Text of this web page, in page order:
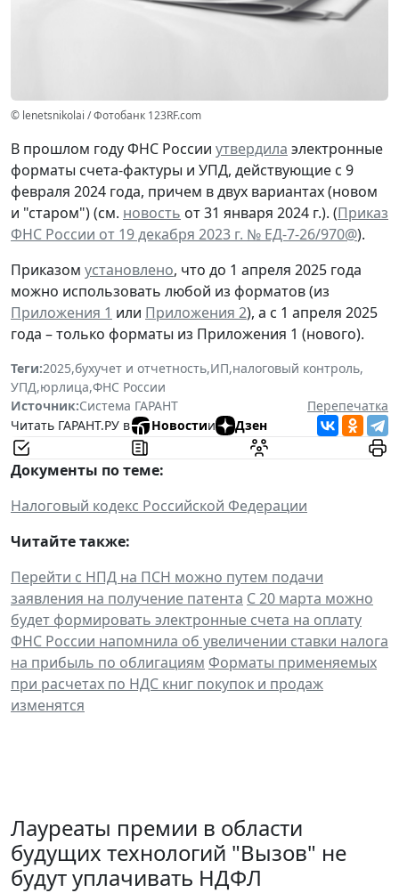
© lenetsnikolai / Фотобанк 123RF.com
В прошлом году ФНС России утвердила электронные
форматы счета-фактуры и УПД, действующие с 9
февраля 2024 года, причем в двух вариантах (новом
и "старом") (см. новость от 31 января 2024 г.). (Приказ
ФНС России от 19 декабря 2023 г. № ЕД-7-26/970@).
Приказом установлено, что до 1 апреля 2025 года
можно использовать любой из форматов (из
Приложения 1 или Приложения 2), а с 1 апреля 2025
года – только форматы из Приложения 1 (нового).
Теги:2025,бухучет и отчетность,ИП,налоговый контроль,
УПД,юрлица,ФНС России
Источник:Система ГАРАНТ
Перепечатка
Читать ГАРАНТ.РУ в
Новостии Дзен
Документы по теме:
Налоговый кодекс Российской Федерации
Читайте также:
Перейти с НПД на ПСН можно путем подачи
заявления на получение патента С 20 марта можно
будет формировать электронные счета на оплату
ФНС России напомнила об увеличении ставки налога
на прибыль по облигациям Форматы применяемых
при расчетах по НДС книг покупок и продаж
изменятся
Лауреаты премии в области
будущих технологий "Вызов" не
будут уплачивать НДФЛ